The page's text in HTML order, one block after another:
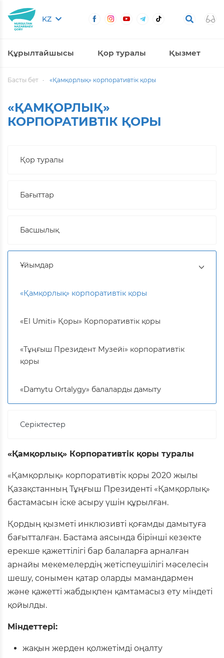
KZ
Құрылтайшысы Қор туралы Қызмет
Басты бет «Қамқорлық» корпоративтік қоры
«ҚАМҚОРЛЫҚ»
КОРПОРАТИВТІК ҚОРЫ
Қор туралы
Бағыттар
Басшылық
Ұйымдар
«Қамқорлық» корпоративтік қоры
«El Umiti» Қоры» Корпоративтік қоры
«Тұңғыш Президент Музейі» корпоративтік
қоры
«Damytu Ortalygy» балаларды дамыту
Серіктестер
«Қамқорлық» Корпоративтік қоры туралы
«Қамқорлық» корпоративтік қоры 2020 жылы
Қазақстанның Тұңғыш Президенті «Қамқорлық»
бастамасын іске асыру үшін құрылған.
Қордың қызметі инклюзивті қоғамды дамытуға
бағытталған. Бастама аясында бірінші кезекте
ерекше қажеттілігі бар балаларға арналған
арнайы мекемелердің жетіспеушілігі мәселесін
шешу, сонымен қатар оларды мамандармен
және қажетті жабдықпен қамтамасыз ету міндеті
қойылды.
Міндеттері:
жақын жерден қолжетімді оңалту